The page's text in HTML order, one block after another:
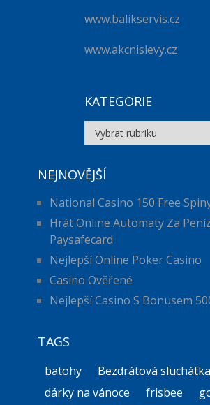
www.balikservis.cz
www.akcnislevy.cz
KATEGORIE
Kategorie
NEJNOVĚJŠÍ
National Casino 150 Free
Hrát Online Automaty Za
Paysafecard
Nejlepší Online Poker Casino
Casino Ověřené
Nejlepší Casino S Bonusem
TAGS
batohy Bezdrátová sluchátka
dárky na vánoce
frisbee